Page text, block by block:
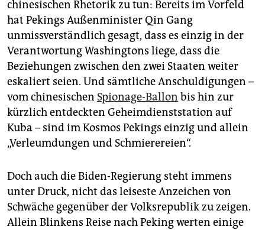
chinesischen Rhetorik zu tun: Bereits im Vorfeld
hat Pekings Außenminister Qin Gang
unmissverständlich gesagt, dass es einzig in der
Verantwortung Washingtons liege, dass die
Beziehungen zwischen den zwei Staaten weiter
eskaliert seien. Und sämtliche Anschuldigungen –
vom chinesischen Spionage-Ballon bis hin zur
kürzlich entdeckten Geheimdienststation auf
Kuba – sind im Kosmos Pekings einzig und allein
„Verleumdungen und Schmierereien“.
Doch auch die Biden-Regierung steht immens
unter Druck, nicht das leiseste Anzeichen von
Schwäche gegenüber der Volksrepublik zu zeigen.
Allein Blinkens Reise nach Peking werten einige